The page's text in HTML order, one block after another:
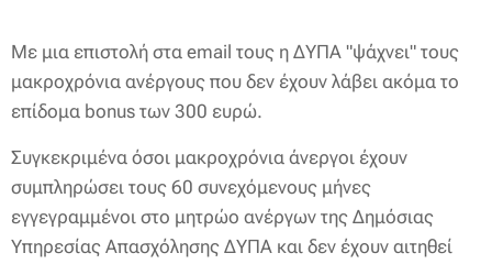
Με μια επιστολή στα email τους η ΔΥΠΑ "ψάχνει" τους
μακροχρόνια ανέργους που δεν έχουν λάβει ακόμα το
επίδομα bonus των 300 ευρώ.
Συγκεκριμένα όσοι μακροχρόνια άνεργοι έχουν
συμπληρώσει τους 60 συνεχόμενους μήνες
εγγεγραμμένοι στο μητρώο ανέργων της Δημόσιας
Υπηρεσίας Απασχόλησης ΔΥΠΑ και δεν έχουν αιτηθεί